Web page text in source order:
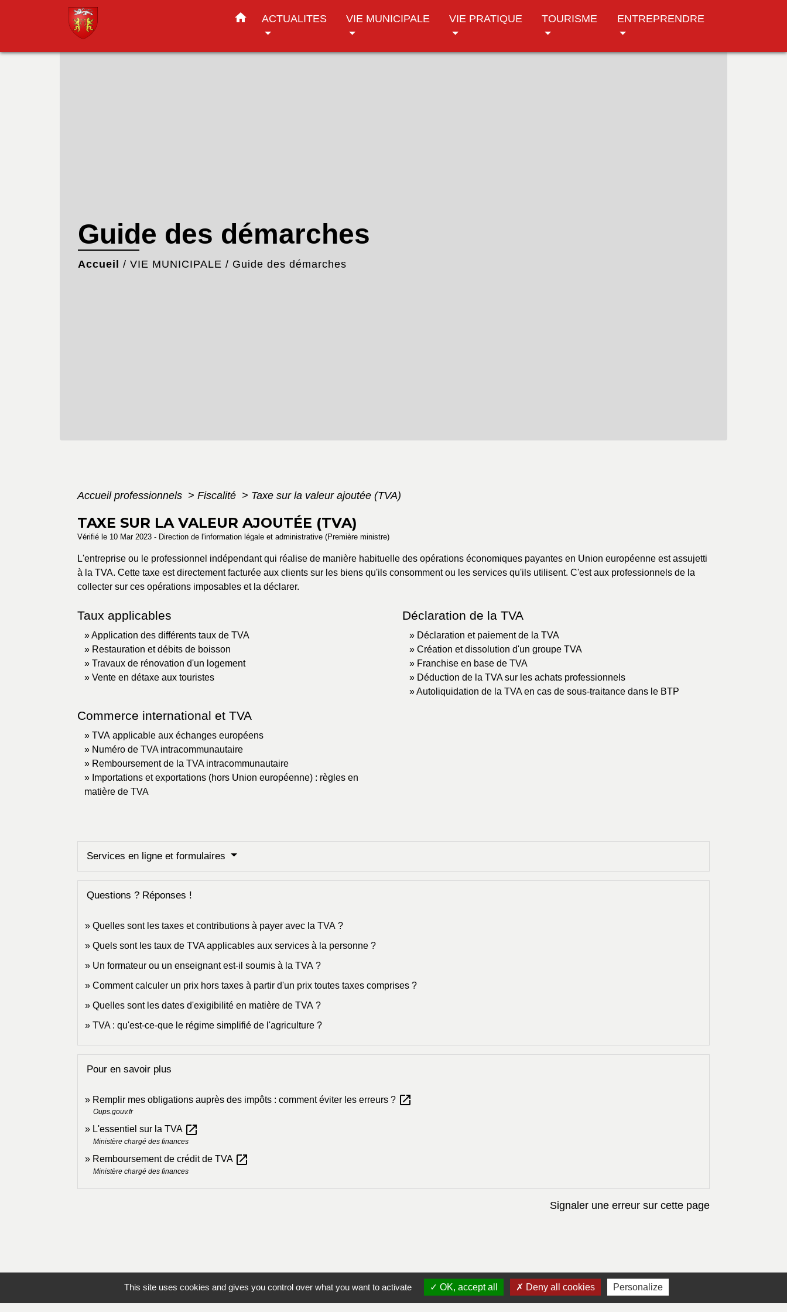
home ACTUALITES VIE MUNICIPALE VIE PRATIQUE TOURISME ENTREPRENDRE
Guide des démarches
Accueil / VIE MUNICIPALE / Guide des démarches
Accueil professionnels > Fiscalité > Taxe sur la valeur ajoutée (TVA)
TAXE SUR LA VALEUR AJOUTÉE (TVA)
Vérifié le 10 Mar 2023 - Direction de l'information légale et administrative (Première ministre)
L'entreprise ou le professionnel indépendant qui réalise de manière habituelle des opérations économiques payantes en Union européenne est assujetti
à la TVA. Cette taxe est directement facturée aux clients sur les biens qu'ils consomment ou les services qu'ils utilisent. C'est aux professionnels de la
collecter sur ces opérations imposables et la déclarer.
Taux applicables
Application des différents taux de TVA
Restauration et débits de boisson
Travaux de rénovation d'un logement
Vente en détaxe aux touristes
Déclaration de la TVA
Déclaration et paiement de la TVA
Création et dissolution d'un groupe TVA
Franchise en base de TVA
Déduction de la TVA sur les achats professionnels
Autoliquidation de la TVA en cas de sous-traitance dans le BTP
Commerce international et TVA
TVA applicable aux échanges européens
Numéro de TVA intracommunautaire
Remboursement de la TVA intracommunautaire
Importations et exportations (hors Union européenne) : règles en
matière de TVA
Services en ligne et formulaires
Questions ? Réponses !
Quelles sont les taxes et contributions à payer avec la TVA ?
Quels sont les taux de TVA applicables aux services à la personne ?
Un formateur ou un enseignant est-il soumis à la TVA ?
Comment calculer un prix hors taxes à partir d'un prix toutes taxes comprises ?
Quelles sont les dates d'exigibilité en matière de TVA ?
TVA : qu'est-ce-que le régime simplifié de l'agriculture ?
Pour en savoir plus
Remplir mes obligations auprès des impôts : comment éviter les erreurs ? open_in_new
Oups.gouv.fr
L'essentiel sur la TVA open_in_new
Ministère chargé des finances
Remboursement de crédit de TVA open_in_new
Ministère chargé des finances
Signaler une erreur sur cette page
Contacts
This site uses cookies and gives you control over what you want to activate OK, accept all Deny all cookies Personalize